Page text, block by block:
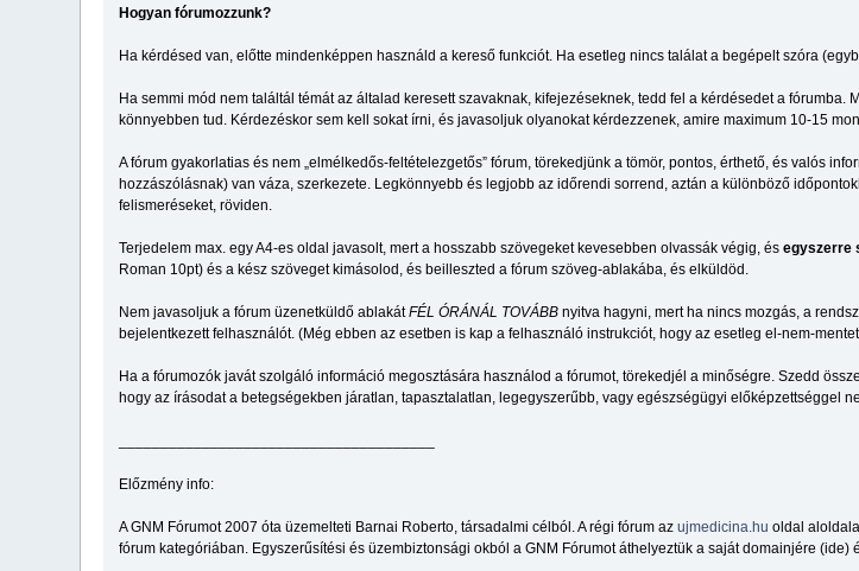
Hogyan fórumozzunk?
Ha kérdésed van, előtte mindenképpen használd a kereső funkciót. Ha esetleg nincs találat a begépelt szóra
Ha semmi mód nem találtál témát az általad keresett szavaknak, kifejezéseknek, tedd fel a kérdésedet a fórumba.
könnyebben tud. Kérdezéskor sem kell sokat írni, és javasoljuk olyanokat kérdezzenek, amire maximum 10-15
A fórum gyakorlatias és nem „elmélkedős-feltételezgetős” fórum, törekedjünk a tömör, pontos, érthető, és valós
hozzászólásnak) van váza, szerkezete. Legkönnyebb és legjobb az időrendi sorrend, aztán a különböző
felismeréseket, röviden.
Terjedelem max. egy A4-es oldal javasolt, mert a hosszabb szövegeket kevesebben olvassák végig, és egyszerre
Roman 10pt) és a kész szöveget kimásolod, és beilleszted a fórum szöveg-ablakába, és elküldöd.
Nem javasoljuk a fórum üzenetküldő ablakátFÉL ÓRÁNÁL TOVÁBBnyitva hagyni, mert ha nincs mozgás, a
bejelentkezett felhasználót. (Még ebben az esetben is kap a felhasználó instrukciót, hogy az esetleg el-nem-
Ha a fórumozók javát szolgáló információ megosztására használod a fórumot, törekedjél a minőségre. Szedd
hogy az írásodat a betegségekben járatlan, tapasztalatlan, legegyszerűbb, vagy egészségügyi előképzettséggel
Előzmény info:
A GNM Fórumot 2007 óta üzemelteti Barnai Roberto, társadalmi célból. A régi fórum az ujmedicina.hu oldal
fórum kategóriában. Egyszerűsítési és üzembiztonsági okból a GNM Fórumot áthelyeztük a saját domainjére